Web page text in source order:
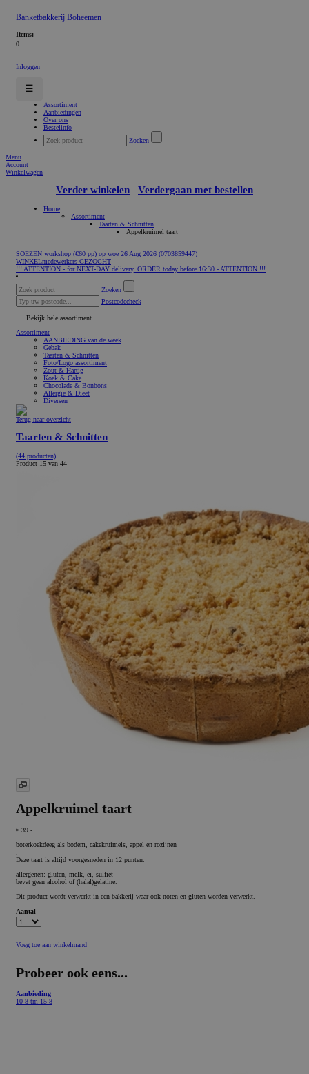
Banketbakkerij Boheemen
Items:
0
Inloggen
☰
Assortiment
Aanbiedingen
Over ons
Bestelinfo
Zoeken
Menu
Account
Winkelwagen
Verder winkelen Verdergaan met bestellen
Home
Assortiment
Taarten & Schnitten
Appelkruimel taart
SOEZEN workshop (€60 pp) op woe 26 Aug 2026 (0703859447)
WINKELmedewerkers GEZOCHT
!!! ATTENTION - for NEXT-DAY delivery, ORDER today before 16:30 - ATTENTION !!!
Zoeken
Postcodecheck
Bekijk hele assortiment
Assortiment
AANBIEDING van de week
Gebak
Taarten & Schnitten
Foto/Logo assortiment
Zout & Hartig
Koek & Cake
Chocolade & Bonbons
Allergie & Dieet
Diversen
Terug naar overzicht
Taarten & Schnitten
(44 producten)
Product 15 van 44
Appelkruimel taart
€ 39.-
boterkoekdeeg als bodem, cakekruimels, appel en rozijnen
Deze taart is altijd voorgesneden in 12 punten.
allergenen: gluten, melk, ei, sulfiet
bevat geen alcohol of (halal)gelatine.
Dit product wordt verwerkt in een bakkerij waar ook noten en gluten worden verwerkt.
Aantal
Voeg toe aan winkelmand
Probeer ook eens...
Aanbieding
10-8 tm 15-8